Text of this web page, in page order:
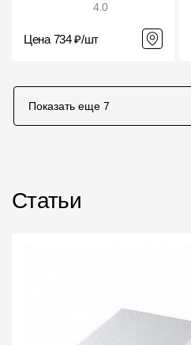
4.0
Цена 734 ₽/шт
Показать еще 7
Статьи